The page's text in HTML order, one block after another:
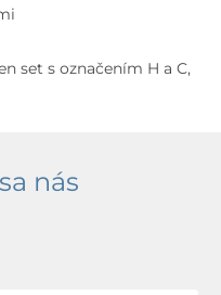
set s označením H a C,
nás